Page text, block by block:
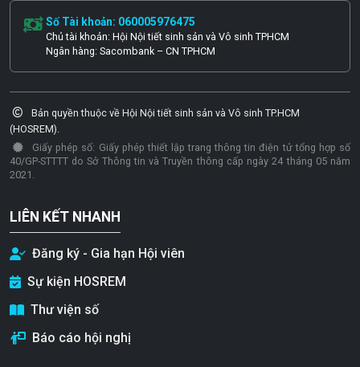
Số Tài khoản: 060005976475
Chủ tài khoản: Hội Nội tiết sinh sản và Vô sinh TPHCM
Ngân hàng: Sacombank – CN TPHCM
Bản quyền thuộc về Hội Nội tiết sinh sản và Vô sinh TP.HCM
(HOSREM).
Giấy phép số: Giấy phép thiết lập trang thông tin điện tử tổng hợp số
40/GP-STTTT do Sở Thông tin và Truyền thông cấp ngày 24 tháng 05 năm
2021.
LIÊN KẾT NHANH
Đăng ký - Gia hạn Hội viên
Sự kiện HOSREM
Thư viện số
Báo cáo hội nghị